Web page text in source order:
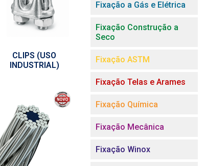
CLIPS (USO
INDUSTRIAL)
Fixação a Gás e Elétrica
Fixação Construção a
Seco
Fixação ASTM
Fixação Telas e Arames
Fixação Química
Fixação Mecânica
Fixação Winox